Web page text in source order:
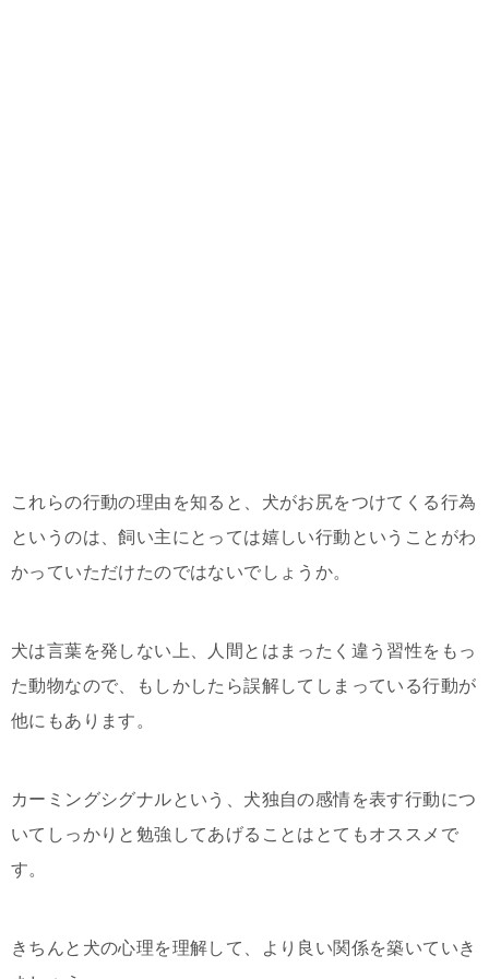
これらの行動の理由を知ると、犬がお尻をつけてくる行為
というのは、飼い主にとっては嬉しい行動ということがわ
かっていただけたのではないでしょうか。
犬は言葉を発しない上、人間とはまったく違う習性をもっ
た動物なので、もしかしたら誤解してしまっている行動が
他にもあります。
カーミングシグナルという、犬独自の感情を表す行動につ
いてしっかりと勉強してあげることはとてもオススメで
す。
きちんと犬の心理を理解して、より良い関係を築いていき